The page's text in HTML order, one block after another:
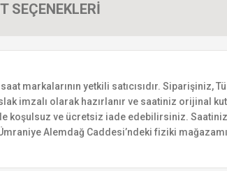
SEÇENEKLERİ
markalarının yetkili satıcısıdır. Siparişiniz,
imzalı olarak hazırlanır ve saatiniz orijinal
koşulsuz ve ücretsiz iade edebilirsiniz.
Alemdağ Caddesi’ndeki fiziki